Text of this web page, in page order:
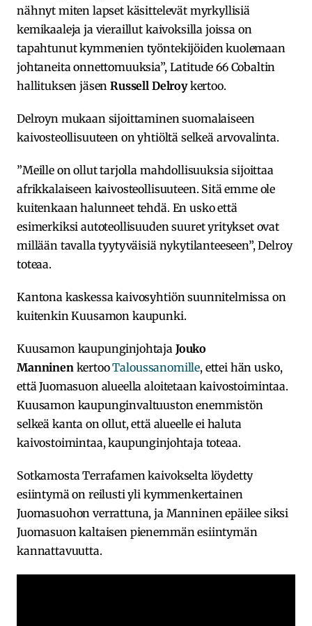
nähnyt miten lapset käsittelevät myrkyllisiä
kemikaaleja ja vieraillut kaivoksilla joissa on
tapahtunut kymmenien työntekijöiden kuolemaan
johtaneita onnettomuuksia”, Latitude 66 Cobaltin
hallituksen jäsenRussell Delroykertoo.
Delroyn mukaan sijoittaminen suomalaiseen
kaivosteollisuuteen on yhtiöltä selkeä arvovalinta.
”Meille on ollut tarjolla mahdollisuuksia sijoittaa
afrikkalaiseen kaivosteollisuuteen. Sitä emme ole
kuitenkaan halunneet tehdä. En usko että
esimerkiksi autoteollisuuden suuret yritykset ovat
millään tavalla tyytyväisiä nykytilanteeseen”, Delroy
toteaa.
Kantona kaskessa kaivosyhtiön suunnitelmissa on
kuitenkin Kuusamon kaupunki.
Kuusamon kaupunginjohtaja Jouko
ManninenkertooTaloussanomille, ettei hän usko,
että Juomasuon alueella aloitetaan kaivostoimintaa.
Kuusamon kaupunginvaltuuston enemmistön
selkeä kanta on ollut, että alueelle ei haluta
kaivostoimintaa, kaupunginjohtaja toteaa.
Sotkamosta Terrafamen kaivokselta löydetty
esiintymä on reilusti yli kymmenkertainen
Juomasuohon verrattuna, ja Manninen epäilee siksi
Juomasuon kaltaisen pienemmän esiintymän
kannattavuutta.